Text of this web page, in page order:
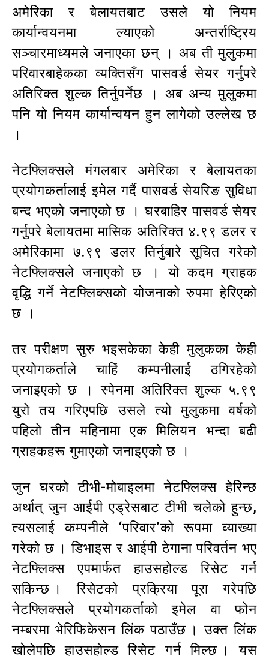
अमेरिका र बेलायतबाट उसले यो नियम
कार्यान्वयनमा ल्याएको अन्तर्राष्ट्रिय
सञ्चारमाध्यमले जनाएका छन् । अब ती मुलुकमा
परिवारबाहेकका व्यक्तिसँग पासवर्ड सेयर गर्नुपरे
अतिरिक्त शुल्क तिर्नुपर्नेछ । अब अन्य मुलुकमा
पनि यो नियम कार्यान्वयन हुन लागेको उल्लेख छ
।
नेटफ्लिक्सले मंगलबार अमेरिका र बेलायतका
प्रयोगकर्तालाई इमेल गर्दै पासवर्ड सेयरिङ सुविधा
बन्द भएको जनाएको छ । घरबाहिर पासवर्ड सेयर
गर्नुपरे बेलायतमा मासिक अतिरिक्त ४.९९ डलर र
अमेरिकामा ७.९९ डलर तिर्नुबारे सूचित गरेको
नेटफ्लिक्सले जनाएको छ । यो कदम ग्राहक
वृद्धि गर्ने नेटफ्लिक्सको योजनाको रुपमा हेरिएको
छ ।
तर परीक्षण सुरु भइसकेका केही मुलुकका केही
प्रयोगकर्ताले चाहिं कम्पनीलाई ठगिरहेको
जनाइएको छ । स्पेनमा अतिरिक्त शुल्क ५.९९
युरो तय गरिएपछि उसले त्यो मुलुकमा वर्षको
पहिलो तीन महिनामा एक मिलियन भन्दा बढी
ग्राहकहरू गुमाएको जनाइएको छ ।
जुन घरको टीभी-मोबाइलमा नेटफ्लिक्स हेरिन्छ
अर्थात् जुन आईपी एड्रेसबाट टीभी चलेको हुन्छ,
त्यसलाई कम्पनीले ‘परिवार’को रूपमा व्याख्या
गरेको छ । डिभाइस र आईपी ठेगाना परिवर्तन भए
नेटफ्लिक्स एपमार्फत हाउसहोल्ड रिसेट गर्न
सकिन्छ । रिसेटको प्रक्रिया पूरा गरेपछि
नेटफ्लिक्सले प्रयोगकर्ताको इमेल वा फोन
नम्बरमा भेरिफिकेसन लिंक पठाउँछ । उक्त लिंक
खोलेपछि हाउसहोल्ड रिसेट गर्न मिल्छ । यस